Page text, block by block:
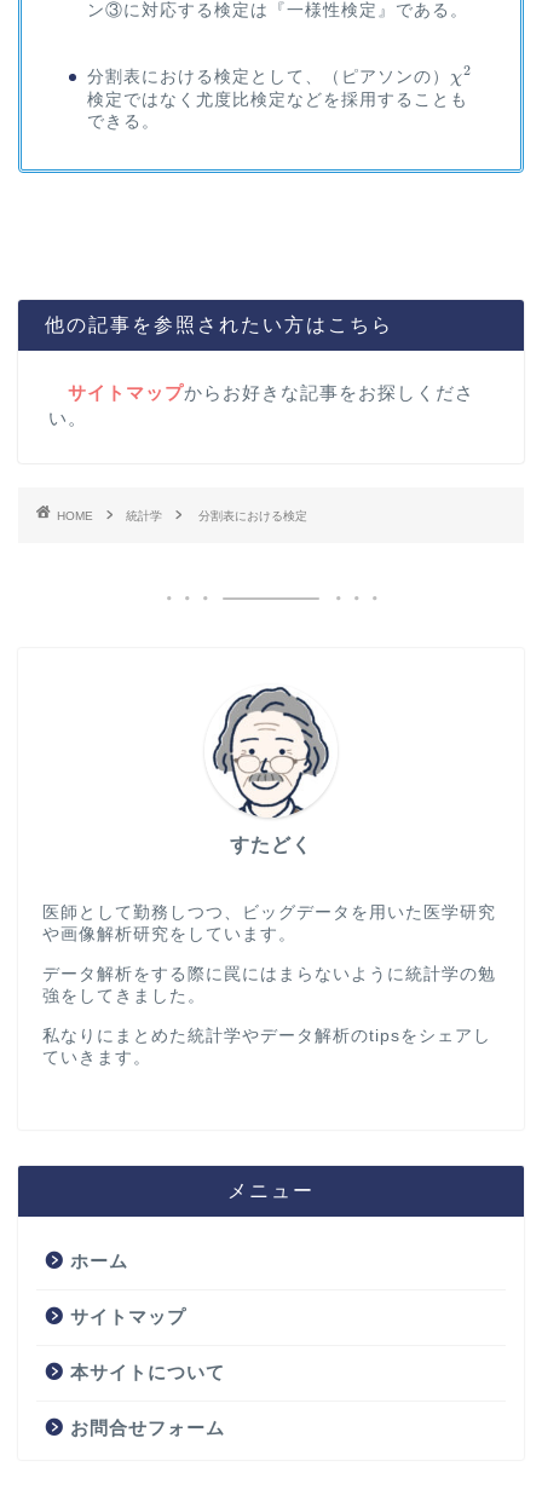
ン③に対応する検定は『一様性検定』である。
分割表における検定として、（ピアソンの） \chi^2
χ2
検定ではなく尤度比検定などを採用することも
できる。
他の記事を参照されたい方はこちら
サイトマップからお好きな記事をお探しくださ
い。
HOME 統計学 分割表における検定
すたどく
医師として勤務しつつ、ビッグデータを用いた医学研究
や画像解析研究をしています。
データ解析をする際に罠にはまらないように統計学の勉
強をしてきました。
私なりにまとめた統計学やデータ解析のtipsをシェアし
ていきます。
メニュー
ホーム
サイトマップ
本サイトについて
お問合せフォーム